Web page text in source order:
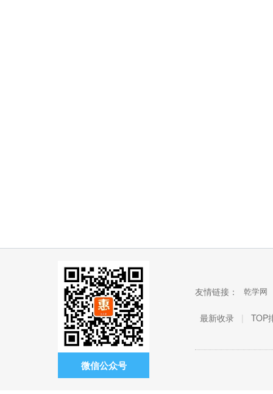
微信公众号
友情链接： 乾学网
最新收录 | TOP